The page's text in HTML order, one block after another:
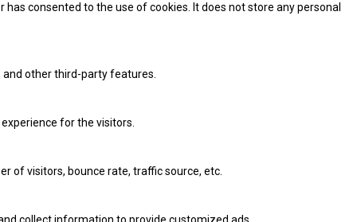
consented to the use of cookies. It does not store any personal
other third-party features.
for the visitors.
of visitors, bounce rate, traffic source, etc.